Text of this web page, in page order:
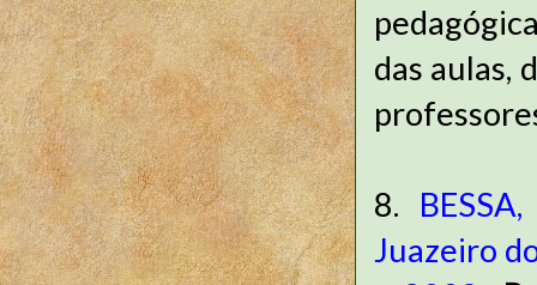
das aulas,
8.
Juazeiro